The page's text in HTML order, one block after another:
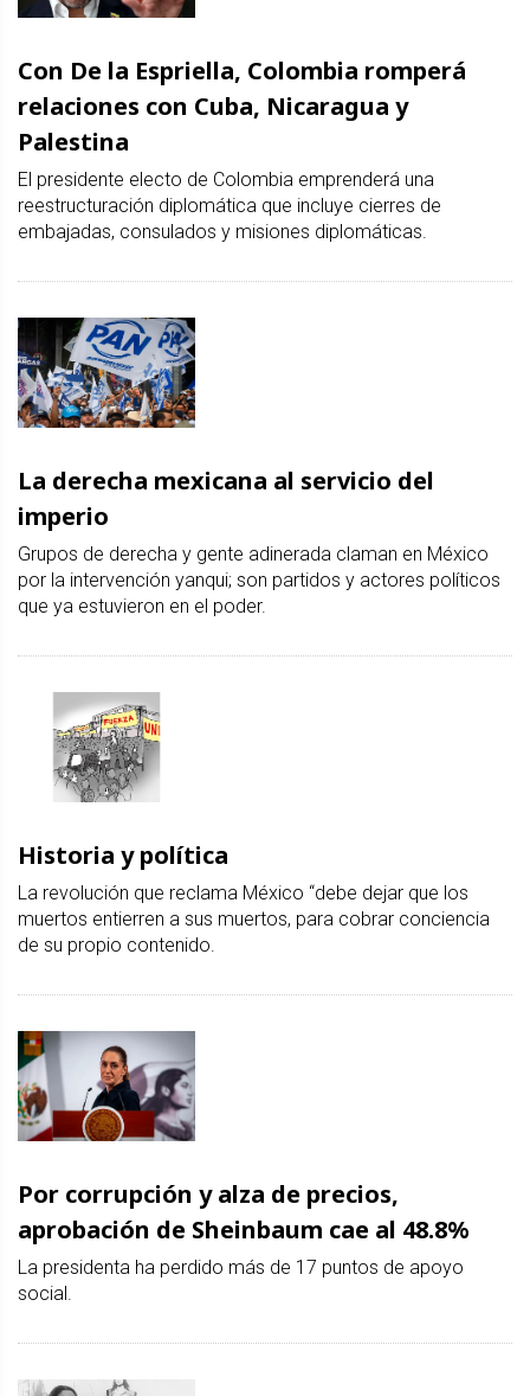
Con De la Espriella, Colombia romperá
relaciones con Cuba, Nicaragua y
Palestina
El presidente electo de Colombia emprenderá una
reestructuración diplomática que incluye cierres de
embajadas, consulados y misiones diplomáticas.
La derecha mexicana al servicio del
imperio
Grupos de derecha y gente adinerada claman en México
por la intervención yanqui; son partidos y actores políticos
que ya estuvieron en el poder.
Historia y política
La revolución que reclama México “debe dejar que los
muertos entierren a sus muertos, para cobrar conciencia
de su propio contenido.
Por corrupción y alza de precios,
aprobación de Sheinbaum cae al 48.8%
La presidenta ha perdido más de 17 puntos de apoyo
social.